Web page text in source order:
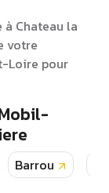
à Chateau la
votre
Loire pour
Barrou